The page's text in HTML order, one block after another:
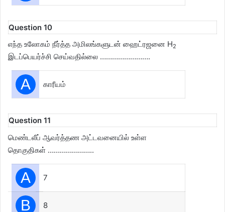
Question 10
எந்த உலோகம் நீர்த்த அமிலங்களுடன் ஹைட்ரஜனை H2
இடப்பெயர்ச்சி செய்வதில்லை …………………….
A காரீயம்
Question 11
மெண்டலீப் ஆவர்த்தண அட்டவனையில் உள்ள
தொகுதிகள் …………………..
A 7
B 8